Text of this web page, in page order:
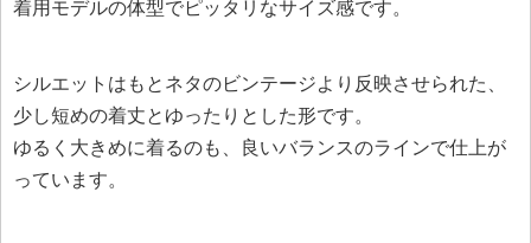
着用モデルの体型でピッタリなサイズ感です。
シルエットはもとネタのビンテージより反映させられた、
少し短めの着丈とゆったりとした形です。
ゆるく大きめに着るのも、良いバランスのラインで仕上が
っています。